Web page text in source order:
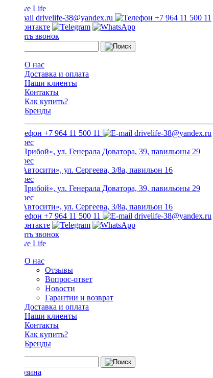
drivelife-38@yandex.ru +7 964 11 500 11
Заказать звонок
О нас
Доставка и оплата
Наши клиенты
Контакты
Как купить?
Бренды
+7 964 11 500 11 drivelife-38@yandex.ru
ТЦ «Прибой», ул. Генерала Доватора, 39, павильоны 29
ТЦ «Автосити», ул. Сергеева, 3/8а, павильон 16
ТЦ «Прибой», ул. Генерала Доватора, 39, павильоны 29
ТЦ «Автосити», ул. Сергеева, 3/8а, павильон 16
+7 964 11 500 11
drivelife-38@yandex.ru
Заказать звонок
О нас
Отзывы
Вопрос-ответ
Новости
Гарантии и возврат
Доставка и оплата
Наши клиенты
Контакты
Как купить?
Бренды